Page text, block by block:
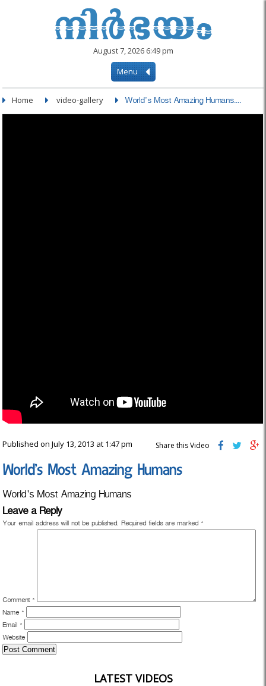
August 7, 2026 6:49 pm
Menu
Home video-gallery World's Most Amazing Humans....
Published on July 13, 2013 at 1:47 pm Share this Video
World’s Most Amazing Humans
World's Most Amazing Humans
Leave a Reply
Your email address will not be published. Required fields are marked *
Comment *
Name *
Email *
Website
LATEST VIDEOS